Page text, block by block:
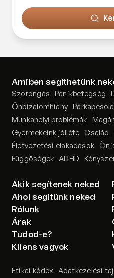
Amiben segíthetünk
Szorongás Pánikbetegség
Önbizalomhiány
Munkahelyi problémák
Gyermekeink jólléte Család
Életvezetési elakadások
Függőségek ADHD
Akik segítenek neked
Ahol segítünk neked
Rólunk
Árak
Tudod-e?
Kliens vagyok
Etikai kódex Adatkezelési